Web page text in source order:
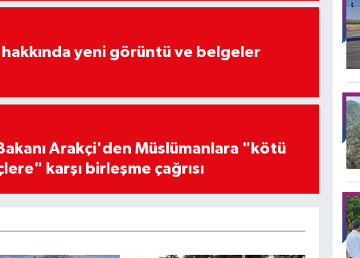
hakkında yeni görüntü ve belgeler
Arakçi'den Müslümanlara "kötü
karşı birleşme çağrısı